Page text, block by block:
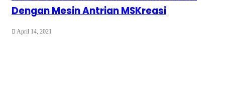
Dengan Mesin Antrian MSKreasi
April 14, 2021